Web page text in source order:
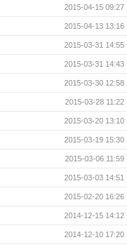
2015-04-15 09:27
2015-04-13 13:16
2015-03-31 14:55
2015-03-31 14:43
2015-03-30 12:58
2015-03-28 11:22
2015-03-20 13:10
2015-03-19 15:30
2015-03-06 11:59
2015-03-03 14:51
2015-02-20 16:26
2014-12-15 14:12
2014-12-10 17:20